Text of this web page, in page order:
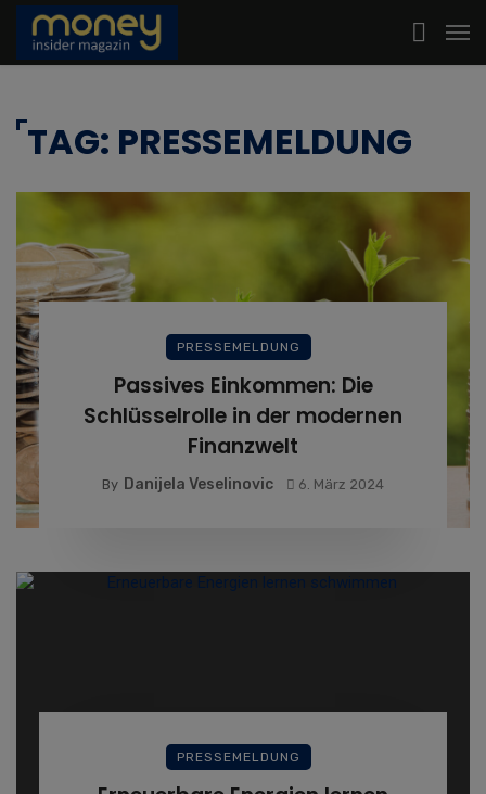
TAG: PRESSEMELDUNG
PRESSEMELDUNG
Passives Einkommen: Die
Schlüsselrolle in der modernen
Finanzwelt
By Danijela Veselinovic 6. März 2024
PRESSEMELDUNG